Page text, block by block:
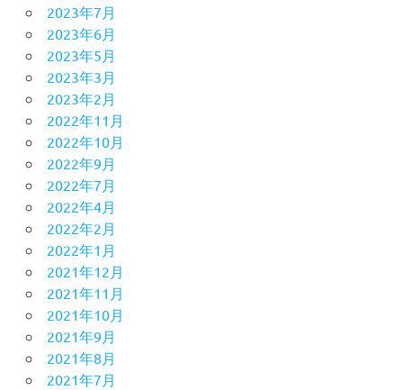
2023年7月
2023年6月
2023年5月
2023年3月
2023年2月
2022年11月
2022年10月
2022年9月
2022年7月
2022年4月
2022年2月
2022年1月
2021年12月
2021年11月
2021年10月
2021年9月
2021年8月
2021年7月